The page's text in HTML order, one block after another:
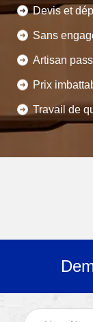
Devis et
Sans
Artisan
Prix
Travail de